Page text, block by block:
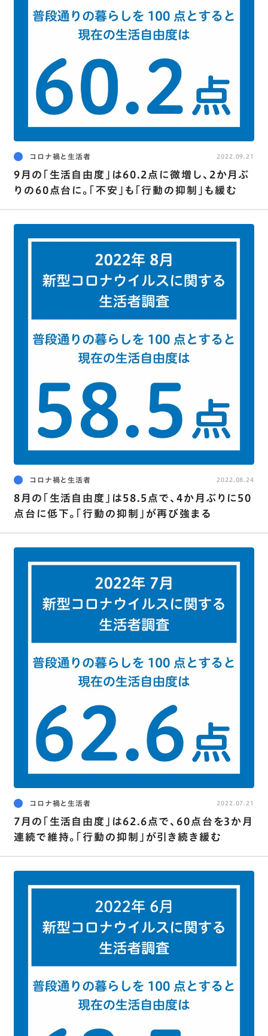
コロナ禍と生活者
9月の｢生活自由度｣は60.2点に微増し､2か月ぶ
りの60点台に。｢不安｣も｢行動の抑制｣も緩む
2022.09.21
コロナ禍と生活者
8月の｢生活自由度｣は58.5点で､4か月ぶりに50
点台に低下。｢行動の抑制｣が再び強まる
2022.08.24
コロナ禍と生活者
7月の｢生活自由度｣は62.6点で､60点台を3か月
連続で維持。｢行動の抑制｣が引き続き緩む
2022.07.21